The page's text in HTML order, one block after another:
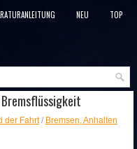
NEU
TOP
der Fahrt/ Bremsen, Anhalten